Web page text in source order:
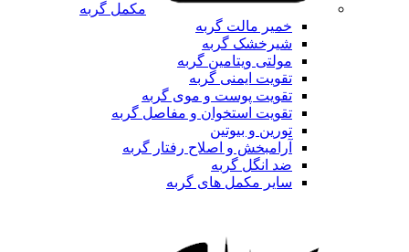
مکمل گربه
خمیر مالت گربه
شیرخشک گربه
مولتی ویتامین گربه
تقویت ایمنی گربه
تقویت پوست و موی گربه
تقویت استخوان و مفاصل گربه
تورین و بیوتین
آرامبخش و اصلاح رفتار گربه
ضد انگل گربه
سایر مکمل های گربه